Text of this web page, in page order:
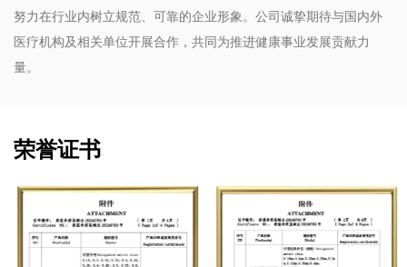
努力在行业内树立规范、可靠的企业形象。公司诚挚期待与国内外
医疗机构及相关单位开展合作，共同为推进健康事业发展贡献力
量。
荣誉证书